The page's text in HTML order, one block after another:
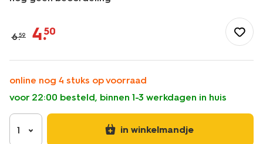
kantoor/schooltassen/sleutelhangers/sleutelhanger-
9x9x12cm-
billy-
61104308.html
6.59 4.50
online nog 4 stuks op voorraad
voor 22:00 besteld, binnen 1-3 werkdagen in huis
1 in winkelmandje